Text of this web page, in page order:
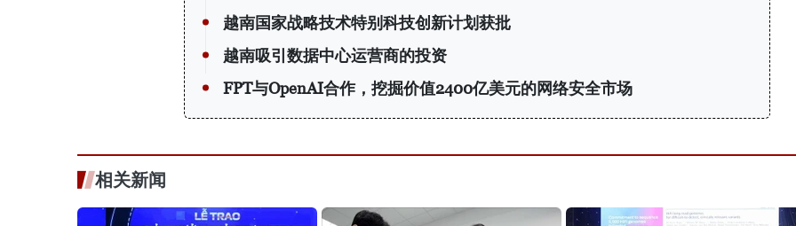
越南国家战略技术特别科技创新计划获批
越南吸引数据中心运营商的投资
FPT与OpenAI合作，挖掘价值2400亿美元的网络安全市场
相关新闻